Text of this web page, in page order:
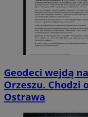
Geodeci wejdą
Orzeszu. Chodzi
Ostrawa